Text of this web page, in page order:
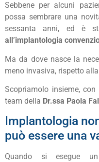
Sebbene per alcuni
possa sembrare una
sessanta anni, ed è
all’implantologia
Ma da dove nasce la
meno invasiva, rispetto
Scopriamolo insieme,
team della Dr.ssa Paola
Implantologia
può essere una
Quando si esegue